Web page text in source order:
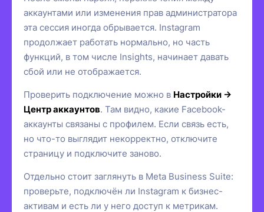
аккаунтами или изменения прав администратора
эта сессия иногда обрывается. Instagram
продолжает работать нормально, но часть
функций, в том числе Insights, начинает давать
сбой или не отображается.
Проверить подключение можно в Настройки →
Центр аккаунтов. Там видно, какие Facebook-
аккаунты связаны с профилем. Если связь есть,
но что-то выглядит некорректно, отключите
страницу и подключите заново.
Отдельно стоит заглянуть в Meta Business Suite:
проверьте, подключён ли Instagram к бизнес-
активам и есть ли у него доступ к метрикам.